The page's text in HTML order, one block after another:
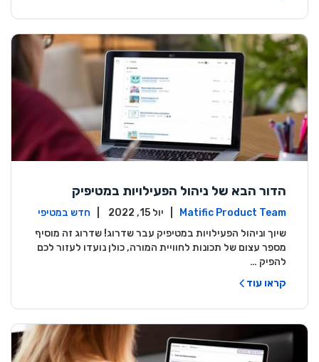
הדור הבא של ניהול הפעילויות במטיפיק
Matific Product Team
חדש במטיפי
שיוך וניהול הפעילויות במטיפיק עבר שדרוג! שדרוג זה מוסיף
מספר עצום של תכונות לחוויית המורה, כולן נועדו לעזור לכם
להפיק …
קראו עוד